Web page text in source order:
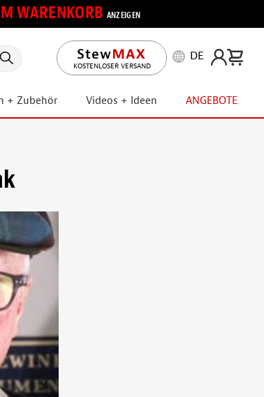
WARENKORB ANZEIGEN
KOSTENLOSER VERSAND
DE
+ Zubehör Videos + Ideen ANGEBOTE